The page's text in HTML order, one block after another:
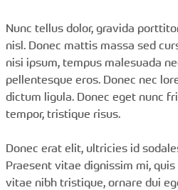
Nunc tellus dolor, gravida
nisl. Donec mattis massa sed
nisi ipsum, tempus malesuada
pellentesque eros. Donec nec
dictum ligula. Donec eget nunc
tempor, tristique risus.
Donec erat elit, ultricies id
Praesent vitae dignissim mi,
vitae nibh tristique, ornare dui